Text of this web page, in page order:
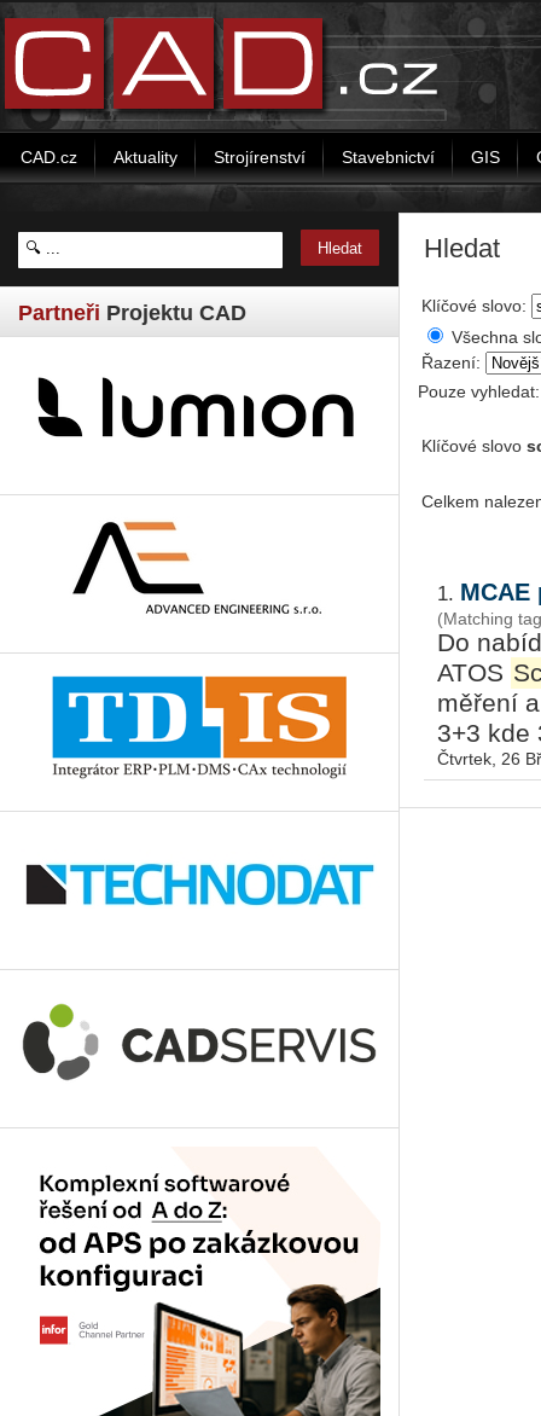
CAD.cz Aktuality Strojírenství Stavebnictví GIS
Partneři Projektu CAD
Hledat
Klíčové slovo:
Všechna
Řazení:
Pouze
Klíčové slovo
Celkem
1.
(Matching
Do
ATOS
měření
3+3 kde
Čtvrtek, 26